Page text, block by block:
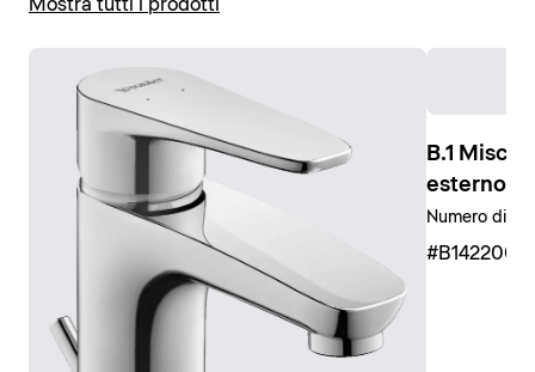
perfetta, poiché oltre al miscelatore monocomando
include anche il soffione e la doccetta, nonché il
flessibile e l'asta doccia.
Visualizza la rubinetteria doccia
Mostra tutti i prodotti
B.1
esterno
Numero di